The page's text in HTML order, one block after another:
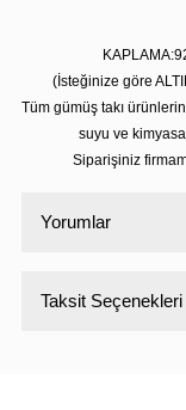
(İsteğinize göre
Tüm gümüş takı
suyu ve
Siparişiniz
Yorumlar
Taksit Seçenekleri